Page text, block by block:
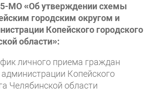
МО «Об утверждении схемы
городским округом и
Копейского городского
области»:
личного приема граждан
Копейского
Челябинской области